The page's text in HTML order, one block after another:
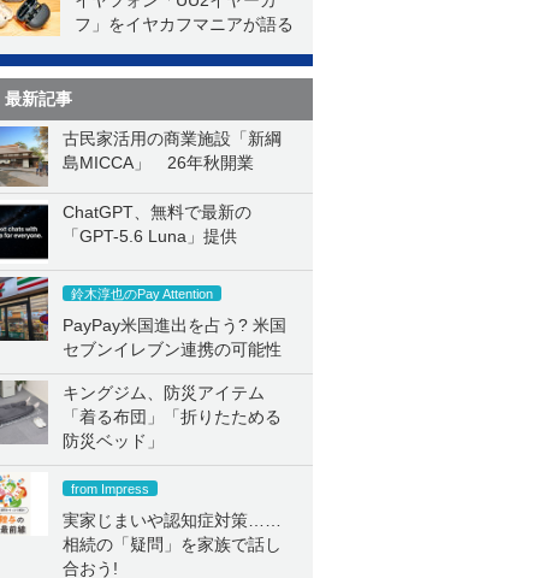
フ」をイヤカフマニアが語る
最新記事
古民家活用の商業施設「新綱
島MICCA」 26年秋開業
ChatGPT、無料で最新の
「GPT-5.6 Luna」提供
鈴木淳也のPay Attention
PayPay米国進出を占う? 米国
セブンイレブン連携の可能性
キングジム、防災アイテム
「着る布団」「折りたためる
防災ベッド」
from Impress
実家じまいや認知症対策……
相続の「疑問」を家族で話し
合おう!